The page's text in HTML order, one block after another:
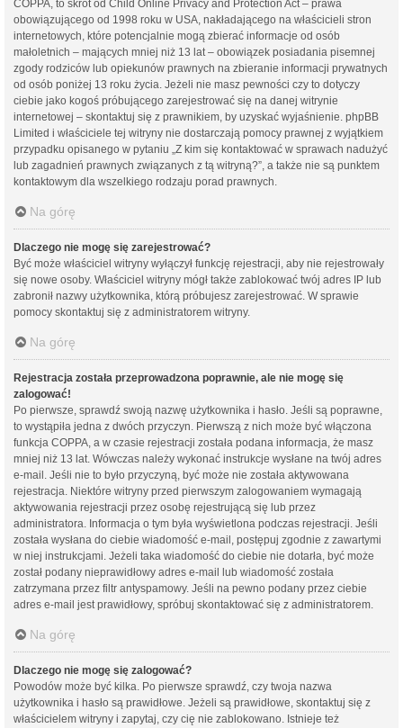
COPPA, to skrót od Child Online Privacy and Protection Act – prawa
obowiązującego od 1998 roku w USA, nakładającego na właścicieli stron
internetowych, które potencjalnie mogą zbierać informacje od osób
małoletnich – mających mniej niż 13 lat – obowiązek posiadania pisemnej
zgody rodziców lub opiekunów prawnych na zbieranie informacji prywatnych
od osób poniżej 13 roku życia. Jeżeli nie masz pewności czy to dotyczy
ciebie jako kogoś próbującego zarejestrować się na danej witrynie
internetowej – skontaktuj się z prawnikiem, by uzyskać wyjaśnienie. phpBB
Limited i właściciele tej witryny nie dostarczają pomocy prawnej z wyjątkiem
przypadku opisanego w pytaniu „Z kim się kontaktować w sprawach nadużyć
lub zagadnień prawnych związanych z tą witryną?”, a także nie są punktem
kontaktowym dla wszelkiego rodzaju porad prawnych.
Na górę
Dlaczego nie mogę się zarejestrować?
Być może właściciel witryny wyłączył funkcję rejestracji, aby nie rejestrowały
się nowe osoby. Właściciel witryny mógł także zablokować twój adres IP lub
zabronił nazwy użytkownika, którą próbujesz zarejestrować. W sprawie
pomocy skontaktuj się z administratorem witryny.
Na górę
Rejestracja została przeprowadzona poprawnie, ale nie mogę się
zalogować!
Po pierwsze, sprawdź swoją nazwę użytkownika i hasło. Jeśli są poprawne,
to wystąpiła jedna z dwóch przyczyn. Pierwszą z nich może być włączona
funkcja COPPA, a w czasie rejestracji została podana informacja, że masz
mniej niż 13 lat. Wówczas należy wykonać instrukcje wysłane na twój adres
e-mail. Jeśli nie to było przyczyną, być może nie została aktywowana
rejestracja. Niektóre witryny przed pierwszym zalogowaniem wymagają
aktywowania rejestracji przez osobę rejestrującą się lub przez
administratora. Informacja o tym była wyświetlona podczas rejestracji. Jeśli
została wysłana do ciebie wiadomość e-mail, postępuj zgodnie z zawartymi
w niej instrukcjami. Jeżeli taka wiadomość do ciebie nie dotarła, być może
został podany nieprawidłowy adres e-mail lub wiadomość została
zatrzymana przez filtr antyspamowy. Jeśli na pewno podany przez ciebie
adres e-mail jest prawidłowy, spróbuj skontaktować się z administratorem.
Na górę
Dlaczego nie mogę się zalogować?
Powodów może być kilka. Po pierwsze sprawdź, czy twoja nazwa
użytkownika i hasło są prawidłowe. Jeżeli są prawidłowe, skontaktuj się z
właścicielem witryny i zapytaj, czy cię nie zablokowano. Istnieje też